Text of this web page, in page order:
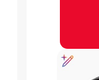
Tabelle